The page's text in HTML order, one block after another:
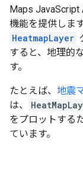
Maps
機能を提供します
HeatmapLayer
すると、地理的
す。
たとえば、 地震
は、
をプロットする
ています。